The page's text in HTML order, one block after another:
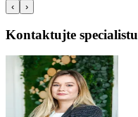
‹ ›
Kontaktujte specialistu